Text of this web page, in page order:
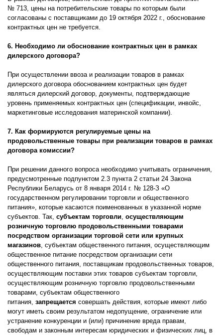
№ 713, цены на потребительские товары по которым были
согласованы с поставщиками до 19 октября 2022 г., обоснование
контрактных цен не требуется.
6. Необходимо ли обоснование контрактных цен в рамках
дилерского договора?
При осуществлении ввоза и реализации товаров в рамках
дилерского договора обоснованием контрактных цен будет
являться дилерский договор, документы, подтверждающие
уровень применяемых контрактных цен (спецификации, инвойс,
маркетинговые исследования материнской компании).
7. Как формируются регулируемые цены на
продовольственные товары при реализации товаров в рамках
договора комиссии?
При решении данного вопроса необходимо учитывать ограничения,
предусмотренные подпунктом 2.3 пункта 2 статьи 24 Закона
Республики Беларусь от 8 января 2014 г. № 128-З «О
государственном регулировании торговли и общественного
питания», которые касаются поименованных в указанной норме
субъектов. Так, субъектам торговли, осуществляющим
розничную торговлю продовольственными товарами
посредством организации торговой сети или крупных
магазинов, субъектам общественного питания, осуществляющим
общественное питание посредством организации сети
общественного питания, поставщикам продовольственных товаров,
осуществляющим поставки этих товаров субъектам торговли,
осуществляющим розничную торговлю продовольственными
товарами, субъектам общественного
питания, запрещается совершать действия, которые имеют либо
могут иметь своим результатом недопущение, ограничение или
устранение конкуренции и (или) причинение вреда правам,
свободам и законным интересам юридических и физических лиц, в